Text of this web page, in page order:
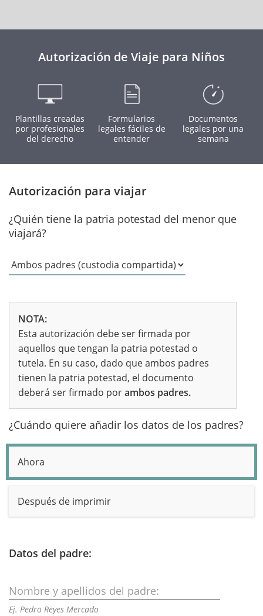
Autorización de Viaje para Niños
Plantillas creadas
por profesionales
del derecho
Formularios
legales fáciles de
entender
Documentos
legales por una
semana
Autorización para viajar
¿Quién tiene la patria potestad del menor que
viajará?
NOTA:
Esta autorización debe ser firmada por
aquellos que tengan la patria potestad o
tutela. En su caso, dado que ambos padres
tienen la patria potestad, el documento
deberá ser firmado porambos padres.
¿Cuándo quiere añadir los datos de los padres?
Ahora
Después de imprimir
Datos del padre:
Nombre y apellidos del padre:
Ej. Pedro Reyes Mercado